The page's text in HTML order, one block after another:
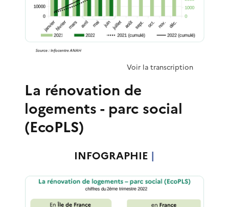
Voir la transcription
La rénovation de
logements - parc social
(EcoPLS)
INFOGRAPHIE |